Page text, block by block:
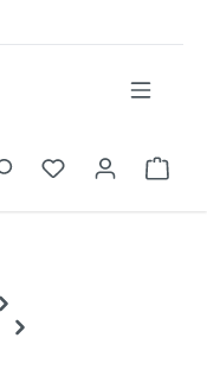
Du hast 0